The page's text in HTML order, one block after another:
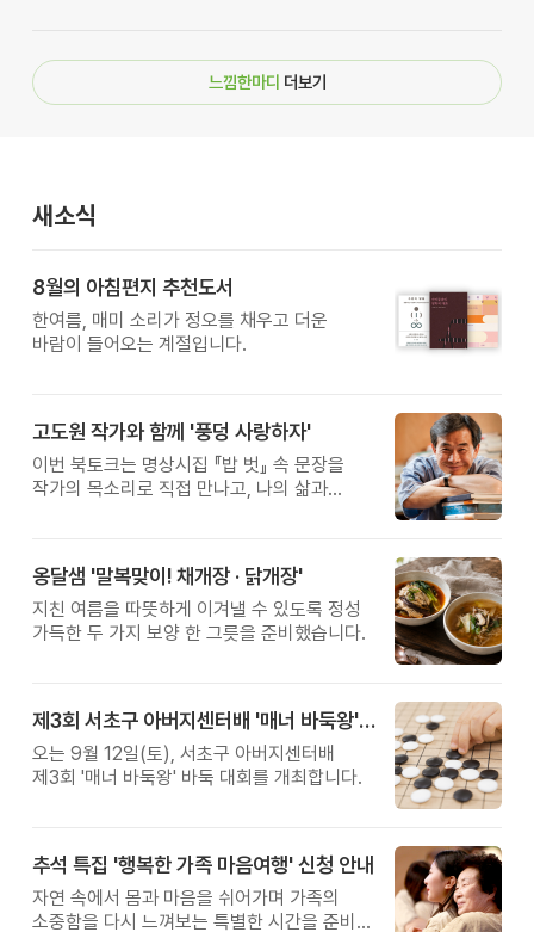
느낌한마디 더보기
새소식
8월의 아침편지 추천도서
한여름, 매미 소리가 정오를 채우고 더운
바람이 들어오는 계절입니다.
고도원 작가와 함께 '풍덩 사랑하자'
이번 북토크는 명상시집 『밥 벗』 속 문장을
작가의 목소리로 직접 만나고, 나의 삶과
옹달샘 '말복맞이! 채개장 · 닭개장'
지친 여름을 따뜻하게 이겨낼 수 있도록 정성
가득한 두 가지 보양 한 그릇을 준비했습니다.
제3회 서초구 아버지센터배 '매너 바둑왕' 대회
오는 9월 12일(토), 서초구 아버지센터배
제3회 '매너 바둑왕' 바둑 대회를 개최합니다.
추석 특집 '행복한 가족 마음여행' 신청 안내
자연 속에서 몸과 마음을 쉬어가며 가족의
소중함을 다시 느껴보는 특별한 시간을 준비해